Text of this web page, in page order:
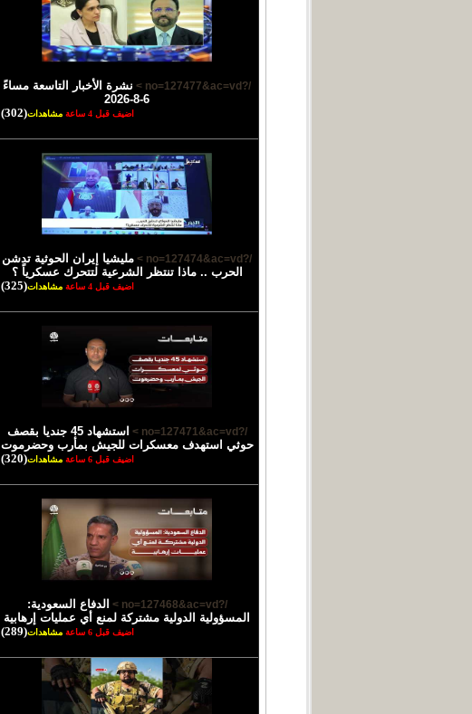
/?no=127477&ac=vd >
نشرة الأخبار التاسعة مساءً
6-8-2026
اضيف قبل 4 ساعة مشاهدات(302)
/?no=127474&ac=vd >
مليشيا إيران الحوثية تدشن
الحرب .. ماذا تنتظر الشرعية لتتحرك عسكرياً ؟
اضيف قبل 4 ساعة مشاهدات(325)
/?no=127471&ac=vd >
استشهاد 45 جنديا بقصف
حوثي استهدف معسكرات للجيش بمأرب وحضرموت
اضيف قبل 6 ساعة مشاهدات(320)
/?no=127468&ac=vd >
الدفاع السعودية:
المسؤولية الدولية مشتركة لمنع أي عمليات إرهابية
اضيف قبل 6 ساعة مشاهدات(289)